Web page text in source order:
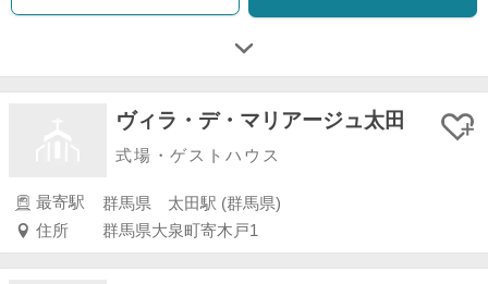
ヴィラ・デ・マリアージュ太田
式場・ゲストハウス
最寄駅
群馬県 太田駅 (群馬県)
住所
群馬県大泉町寄木戸1